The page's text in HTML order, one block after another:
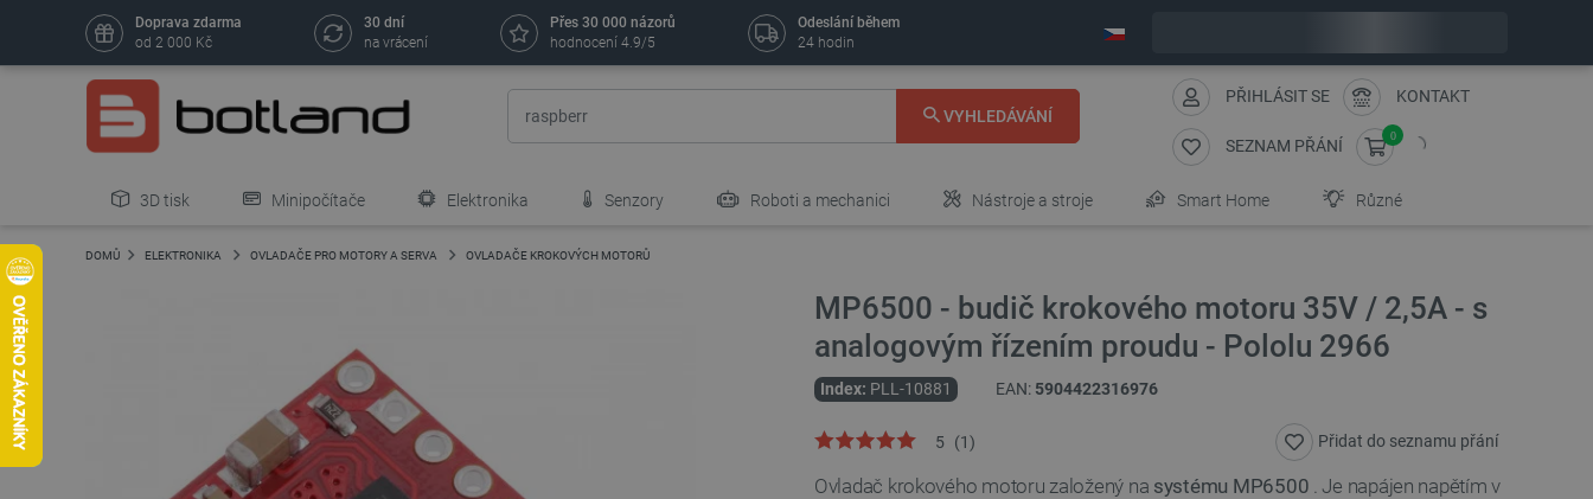
Doprava zdarma
od 2 000 Kč
30 dní
na vrácení
Přes 30 000 názorů
hodnocení 4.9/5
Odeslání během
24 hodin
VYHLEDÁVÁNÍ
PŘIHLÁSIT SE KONTAKT
SEZNAM PŘÁNÍ
0
3D tisk Minipočítače Elektronika Senzory Roboti a mechanici Nástroje a stroje Smart Home Různé
DOMŮ ELEKTRONIKA OVLADAČE PRO MOTORY A SERVA OVLADAČE KROKOVÝCH MOTORŮ
MP6500 - budič krokového motoru 35V / 2,5A - s
analogovým řízením proudu - Pololu 2966
Index: PLL-10881 EAN: 5904422316976
5 (1) Přidat do seznamu přání
Ovladač krokového motoru založený na systému MP6500 . Je napájen napětím v